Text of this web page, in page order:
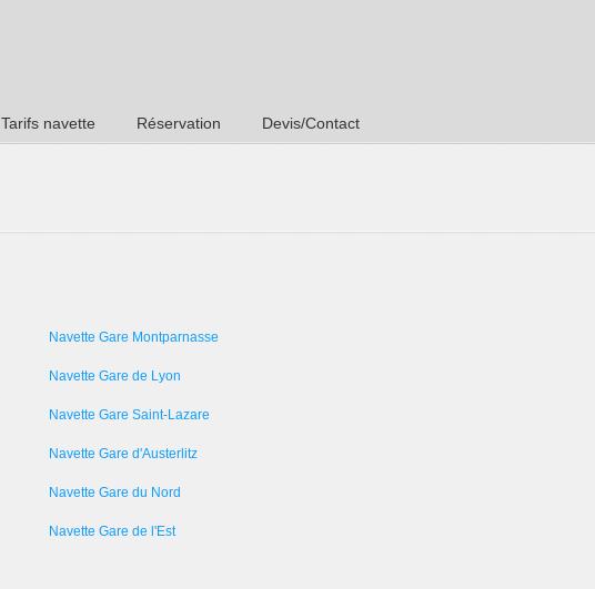
Tarifs navette Réservation Devis/Contact
Navette Gare Montparnasse
Navette Gare de Lyon
Navette Gare Saint-Lazare
Navette Gare d'Austerlitz
Navette Gare du Nord
Navette Gare de l'Est